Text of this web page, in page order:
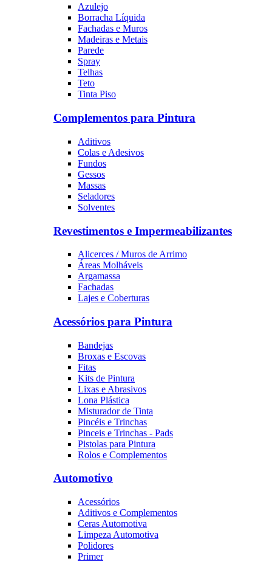
Azulejo
Borracha Líquida
Fachadas e Muros
Madeiras e Metais
Parede
Spray
Telhas
Teto
Tinta Piso
Complementos para Pintura
Aditivos
Colas e Adesivos
Fundos
Gessos
Massas
Seladores
Solventes
Revestimentos e Impermeabilizantes
Alicerces / Muros de Arrimo
Áreas Molháveis
Argamassa
Fachadas
Lajes e Coberturas
Acessórios para Pintura
Bandejas
Broxas e Escovas
Fitas
Kits de Pintura
Lixas e Abrasivos
Lona Plástica
Misturador de Tinta
Pincéis e Trinchas
Pinceis e Trinchas - Pads
Pistolas para Pintura
Rolos e Complementos
Automotivo
Acessórios
Aditivos e Complementos
Ceras Automotiva
Limpeza Automotiva
Polidores
Primer